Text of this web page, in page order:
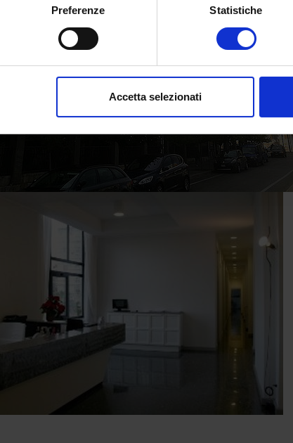
sulla tua posizione geografica, con un'approssimazione
in qualsiasi momento dalla Dichiarazione sui cookie.
e social media, i quali potrebbero combinarle con altre
Preferenze Statistiche
Accetta selezionati